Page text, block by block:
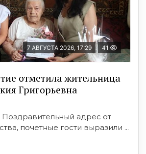
7 АВГУСТА 2026, 17:29 41
отметила жительница
Григорьевна
Поздравительный адрес от
почетные гости выразили ...